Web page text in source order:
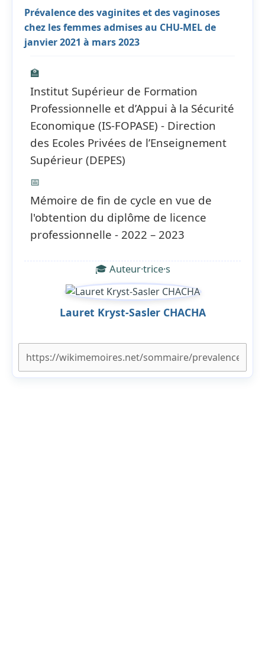
Prévalence des vaginites et des vaginoses
chez les femmes admises au CHU-MEL de
janvier 2021 à mars 2023
🏫
Institut Supérieur de Formation
Professionnelle et d’Appui à la Sécurité
Economique (IS-FOPASE) - Direction
des Ecoles Privées de l’Enseignement
Supérieur (DEPES)
📅
Mémoire de fin de cycle en vue de
l'obtention du diplôme de licence
professionnelle - 2022 – 2023
🎓 Auteur·trice·s
Lauret Kryst-Sasler CHACHA